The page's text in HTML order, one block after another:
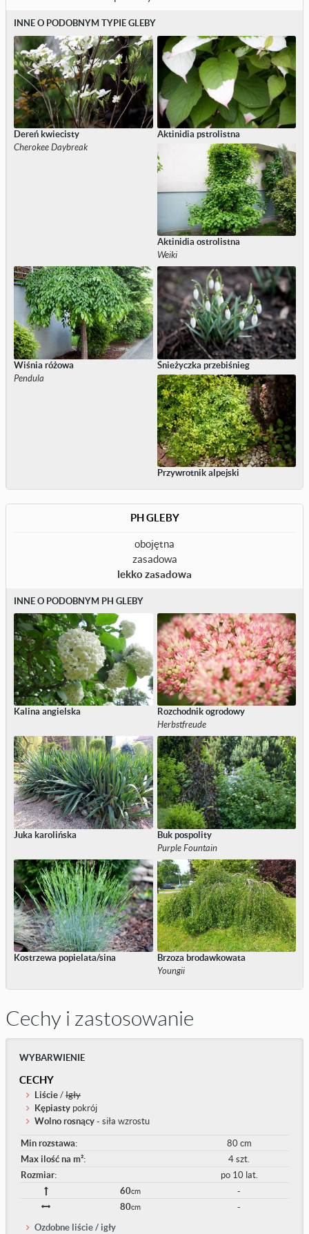
INNE O PODOBNYM TYPIE GLEBY
Dereń kwiecisty
Cherokee Daybreak
Aktinidia pstrolistna
Aktinidia ostrolistna
Weiki
Wiśnia różowa
Pendula
Śnieżyczka przebiśnieg
Przywrotnik alpejski
PH GLEBY
obojętna
zasadowa
lekko zasadowa
INNE O PODOBNYM PH GLEBY
Kalina angielska
Rozchodnik ogrodowy
Herbstfreude
Juka karolińska
Buk pospolity
Purple Fountain
Kostrzewa popielata/sina
Brzoza brodawkowata
Youngii
Cechy i zastosowanie
WYBARWIENIE
CECHY
Liście/Igły
Kępiasty pokrój
Wolno rosnący- siła wzrostu
Min rozstawa:
80 cm
Max ilość na m²:
4 szt.
Rozmiar:
po 10 lat.
60cm
-
80cm
-
Ozdobne liście / igły